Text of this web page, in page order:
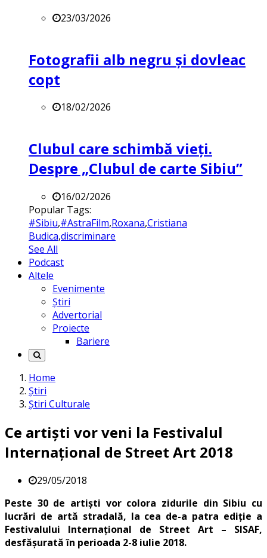
23/03/2026
Fotografii alb negru și dovleac
copt
18/02/2026
Clubul care schimbă vieți.
Despre „Clubul de carte Sibiu”
16/02/2026
Popular Tags:
#Sibiu,#AstraFilm,Roxana,Cristiana
Budica,discriminare
See All
Podcast
Altele
Evenimente
Știri
Advertorial
Proiecte
Bariere
Home
Știri
Știri Culturale
Ce artiști vor veni la Festivalul
Internațional de Street Art 2018
29/05/2018
Peste 30 de artiști vor colora zidurile din Sibiu cu
lucrări de artă stradală, la cea de-a patra ediție a
Festivalului Internațional de Street Art – SISAF,
desfășurată în perioada 2-8 iulie 2018.